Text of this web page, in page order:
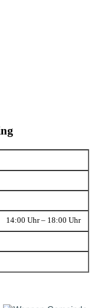
14:00 Uhr – 18:00 Uhr